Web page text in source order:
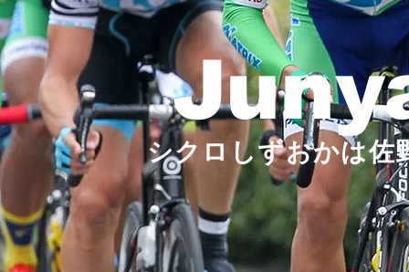
シクロしずおかは佐